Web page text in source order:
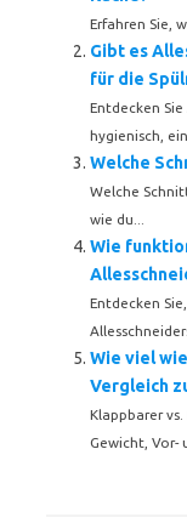
Erfahren Sie,
Gibt es
für die
Entdecken
hygienisch,
Welche
Welche
wie du...
Wie
Entdecken
Wie viel
Vergleich
Klappbarer
Gewicht, Vor-